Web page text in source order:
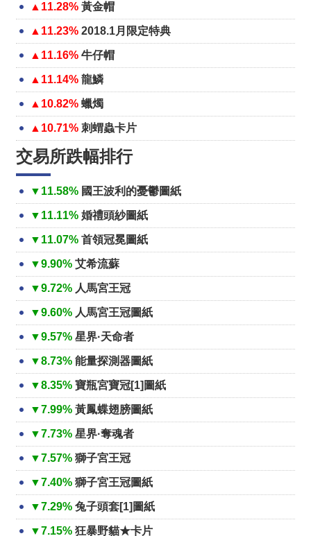
▲11.28% 黃金帽
▲11.23% 2018.1月限定特典
▲11.16% 牛仔帽
▲11.14% 龍鱗
▲10.82% 蠟燭
▲10.71% 刺蝟蟲卡片
交易所跌幅排行
▼11.58% 國王波利的憂鬱圖紙
▼11.11% 婚禮頭紗圖紙
▼11.07% 首領冠冕圖紙
▼9.90% 艾希流蘇
▼9.72% 人馬宮王冠
▼9.60% 人馬宮王冠圖紙
▼9.57% 星界·天命者
▼8.73% 能量探測器圖紙
▼8.35% 寶瓶宮寶冠[1]圖紙
▼7.99% 黃鳳蝶翅膀圖紙
▼7.73% 星界·奪魂者
▼7.57% 獅子宮王冠
▼7.40% 獅子宮王冠圖紙
▼7.29% 兔子頭套[1]圖紙
▼7.15% 狂暴野貓★卡片